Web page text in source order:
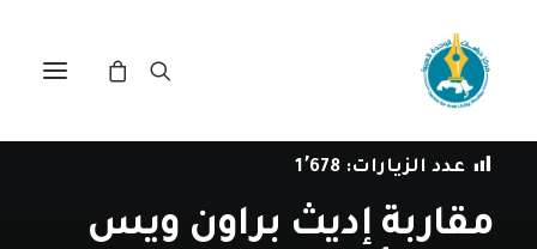
فيدراسات
عدد الزيارات: 1٬678
مقاربة إديث براون ويس